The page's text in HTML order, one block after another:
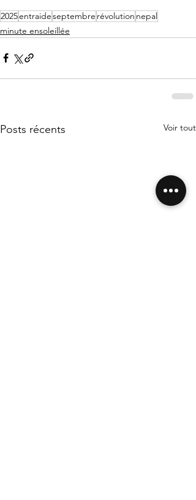
2025entraideseptembre révolution nepal
minute ensoleillée
Posts récents Voir tout